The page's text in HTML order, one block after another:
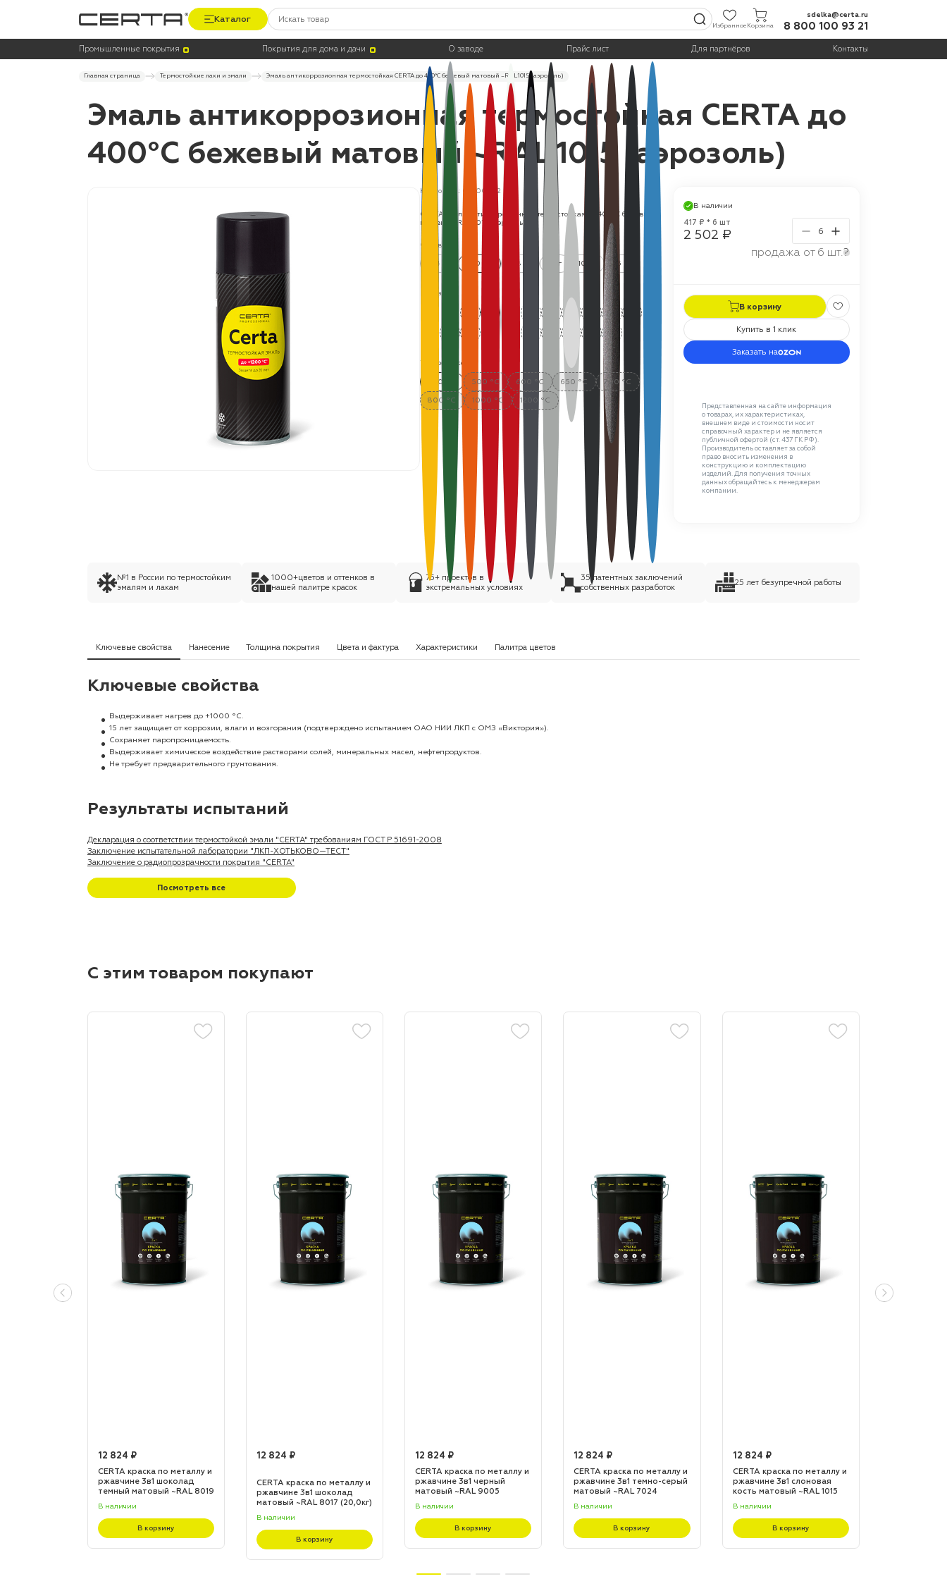
Каталог
ИзбранноеКорзина
sdelka@certa.ru
8 800 100 93 21
Промышленные покрытия Покрытия для дома и дачи О заводе Прайс лист Для партнёров Контакты
Главная страница Термостойкие лаки и эмали Эмаль антикоррозионная термостойкая CERTA до 400°С бежевый матовый ~RAL 1015 (аэрозоль)
Эмаль антикоррозионная термостойкая CERTA до
400°С бежевый матовый ~RAL 1015 (аэрозоль)
Код товара: CST00052
CERTA эмаль антикоррозионная термостойкая до 400°С бежевый
матовый ~RAL 1015 (аэрозоль)
Фасовка:
0.4 кг 520 мл 0.8 кг 4 кг 10 кг 25 кг
Цвета:
Термостойкость:
400 °C 500 °C 600 °C 650 °C 700 °C
800 °C 1000 °C 1200 °C
В наличии
417 ₽ * 6 шт
2 502 ₽
продажа от 6 шт.?
В корзину
Купить в 1 клик
Заказать на
Представленная на сайте информация
о товарах, их характеристиках,
внешнем виде и стоимости носит
справочный характер и не является
публичной офертой (ст. 437 ГК РФ).
Производитель оставляет за собой
право вносить изменения в
конструкцию и комплектацию
изделий. Для получения точных
данных обращайтесь к менеджерам
компании.
№1 в России по термостойким
эмалям и лакам
1000+цветов и оттенков в
нашей палитре красок
75+ проектов в
экстремальных условиях
35 патентных заключений
собственных разработок
25 лет безупречной работы
Ключевые свойства Нанесение Толщина покрытия Цвета и фактура Характеристики Палитра цветов
Ключевые свойства
Выдерживает нагрев до +1000 °C.
15 лет защищает от коррозии, влаги и возгорания (подтверждено испытанием ОАО НИИ ЛКП с ОМЗ «Виктория»).
Cохраняет паропроницаемость.
Выдерживает химическое воздействие растворами солей, минеральных масел, нефтепродуктов.
Не требует предварительного грунтования.
Результаты испытаний
Декларация о соответствии термостойкой эмали "CERTA" требованиям ГОСТ Р 51691-2008
Заключение испытательной лаборатории "ЛКП-ХОТЬКОВО—ТЕСТ"
Заключение о радиопрозрачности покрытия "CERTA"
Посмотреть все
С этим товаром покупают
12 824 ₽
CERTA краска по металлу и
ржавчине 3в1 шоколад
темный матовый ~RAL 8019
В наличии
В корзину
12 824 ₽
CERTA краска по металлу и
ржавчине 3в1 шоколад
матовый ~RAL 8017 (20,0кг)
В наличии
В корзину
12 824 ₽
CERTA краска по металлу и
ржавчине 3в1 черный
матовый ~RAL 9005
В наличии
В корзину
12 824 ₽
CERTA краска по металлу и
ржавчине 3в1 темно-серый
матовый ~RAL 7024
В наличии
В корзину
12 824 ₽
CERTA краска по металлу и
ржавчине 3в1 слоновая
кость матовый ~RAL 1015
В наличии
В корзину